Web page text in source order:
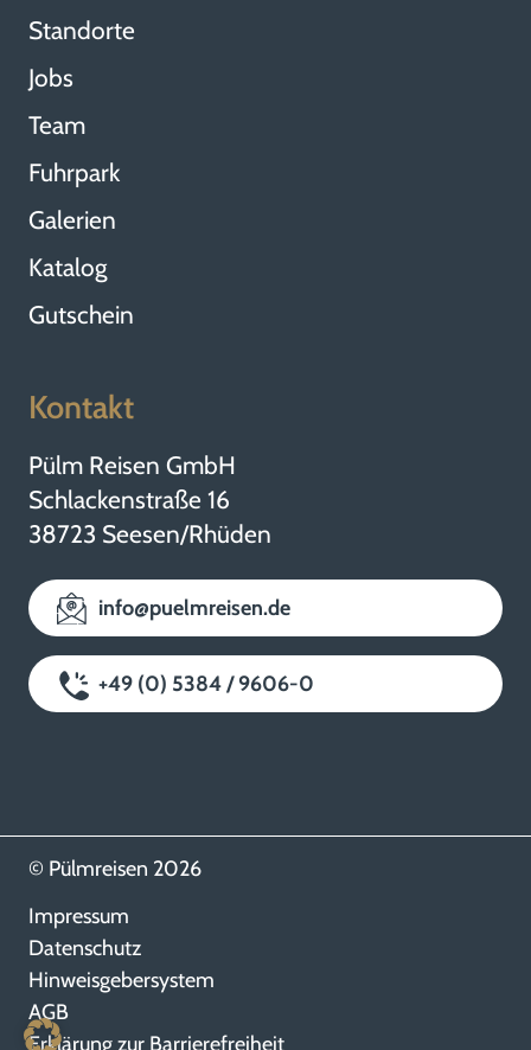
Standorte
Jobs
Team
Fuhrpark
Galerien
Katalog
Gutschein
Kontakt
Pülm Reisen GmbH
Schlackenstraße 16
38723 Seesen/Rhüden
info@puelmreisen.de
+49 (0) 5384 / 9606-0
© Pülmreisen 2026
Impressum
Datenschutz
Hinweisgebersystem
AGB
Erklärung zur Barrierefreiheit